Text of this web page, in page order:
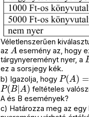
Véletlenszerűen
az
A
esemény az, hogy
tárgynyereményt nyer, a
ez a sorsjegy kék.
b) Igazolja, hogy
P(A)
P(B|A)
feltételes
A és B események?
c) Határozza meg az